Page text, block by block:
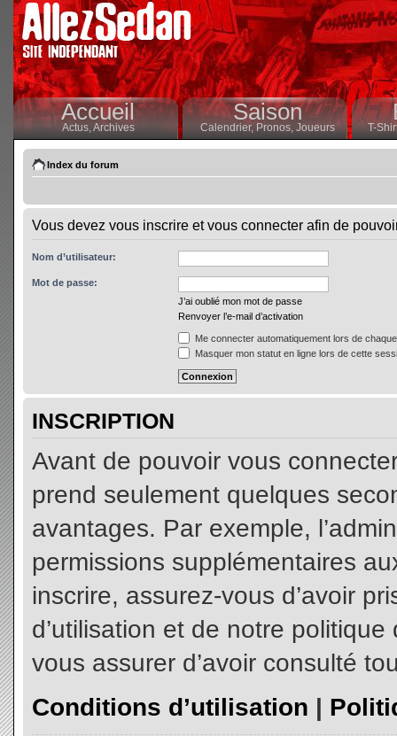
Accueil
Actus,Archives
Saison
Calendrier,Pronos, Joueurs T-
Index du forum
Vous devez vous inscrire et vous connecter afin de
Nom d’utilisateur:
Mot de passe:
J’ai oublié mon mot de passe
Renvoyer l’e-mail d’activation
Me connecter automatiquement lors de
Masquer mon statut en ligne lors de cette
INSCRIPTION
Avant de pouvoir vous
prend seulement quelques
avantages. Par exemple,
permissions supplémentaires
inscrire, assurez-vous d’avoir
d’utilisation et de notre
vous assurer d’avoir consulté
Conditions d’utilisation |